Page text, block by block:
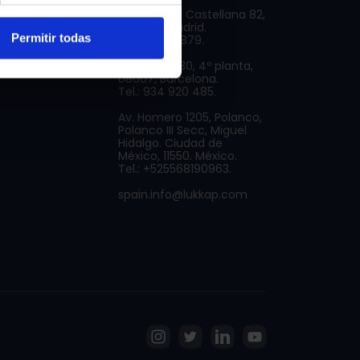
Permitir todas
privacidad
Paseo de la Castellana 82,
1, 28046 Madrid.
Tel.: 913 101 879.
Gran Vía, 630, 4º planta,
08007, Barcelona.
Tel.: 934 920 485.
Av. Homero 1205, Polanco,
Polanco III Secc, Miguel
Hidalgo. Ciudad de
México, 11550. México.
Tel.: +525568190963.
spain.info@lukkap.com